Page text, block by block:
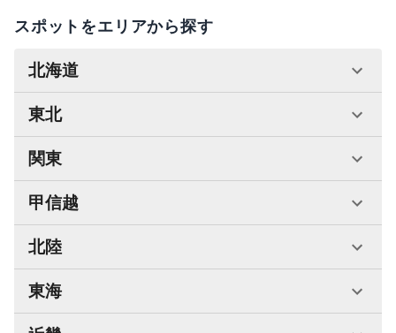
スポットをエリアから探す
北海道
東北
関東
甲信越
北陸
東海